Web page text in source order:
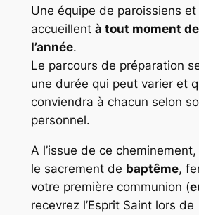
Une équipe de paroissiens
accueillent à tout moment de
l’année.
Le parcours de préparation
une durée qui peut varier et
conviendra à chacun selon
personnel.
A l’issue de ce
le sacrement de baptême,
votre première communion (
recevrez l’Esprit Saint lors de